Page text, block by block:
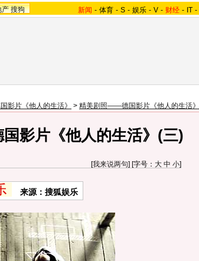
产 搜狗 新闻 - 体育 - S - 娱乐 - V - 财经 - IT -
影片《他人的生活》 > 精美剧照——德国影片《他人的生活》
影片《他人的生活》(三)
[我来说两句] [字号： 大 中 小]
来源：搜狐娱乐